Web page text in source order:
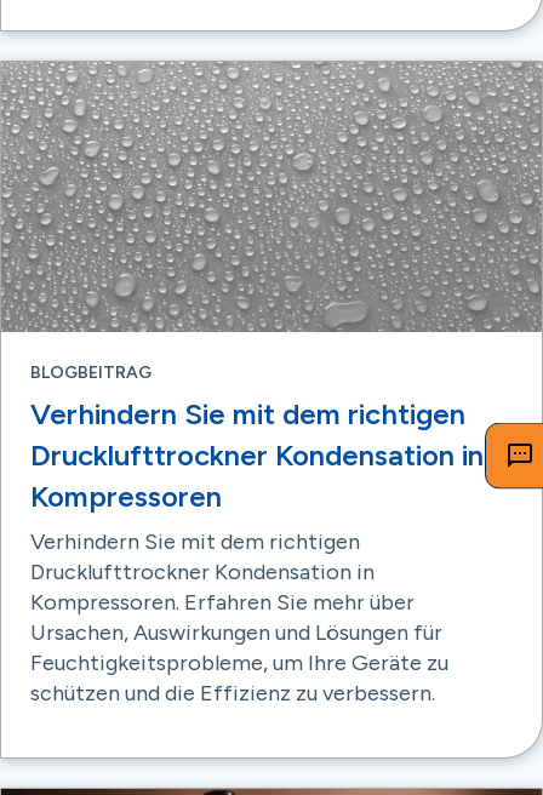
BLOGBEITRAG
Verhindern Sie mit dem richtigen
Drucklufttrockner Kondensation in
Kompressoren
Verhindern Sie mit dem richtigen
Drucklufttrockner Kondensation in
Kompressoren. Erfahren Sie mehr über
Ursachen, Auswirkungen und Lösungen für
Feuchtigkeitsprobleme, um Ihre Geräte zu
schützen und die Effizienz zu verbessern.